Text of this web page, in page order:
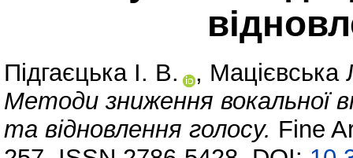
Підгаєцька І. В. , Мацієвська
Методи зниження вокальної
та відновлення голосу. Fine